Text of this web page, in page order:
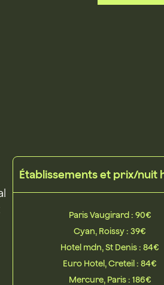
Établissements et prix/nuit
Paris Vaugirard : 90€
Cyan, Roissy : 39€
Hotel mdn, St Denis : 84€
Euro Hotel, Creteil : 84€
Mercure, Paris : 186€